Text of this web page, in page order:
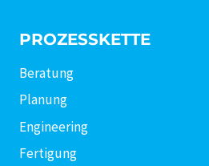
PROZESSKETTE
Beratung
Planung
Engineering
Fertigung